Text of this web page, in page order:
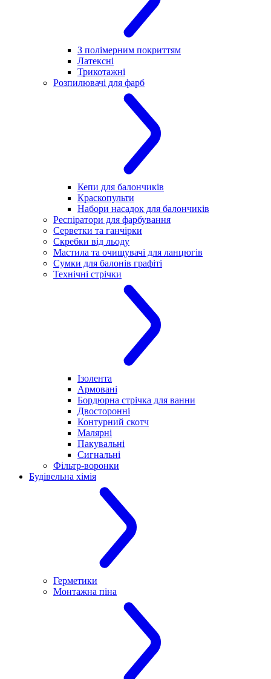
З полімерним покриттям
Латексні
Трикотажні
Розпилювачі для фарб
Кепи для балончиків
Краскопульти
Набори насадок для балончиків
Респіратори для фарбування
Серветки та ганчірки
Скребки від льоду
Мастила та очищувачі для ланцюгів
Сумки для балонів графіті
Технічні стрічки
Ізолента
Армовані
Бордюрна стрічка для ванни
Двосторонні
Контурний скотч
Малярні
Пакувальні
Сигнальні
Фільтр-воронки
Будівельна хімія
Герметики
Монтажна піна